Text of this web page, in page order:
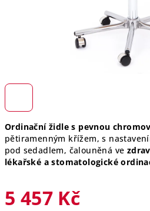
Ordinační židle s pevnou
pětiramenným křížem, s
pod sedadlem, čalouněná ve
lékařské a stomatologické
5 457 Kč